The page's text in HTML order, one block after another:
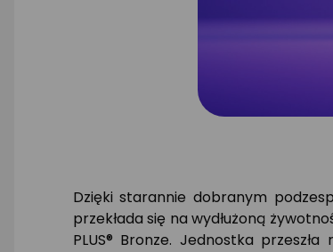
Dzięki starannie dobranym
przekłada się na wydłużoną
PLUS® Bronze. Jednostka